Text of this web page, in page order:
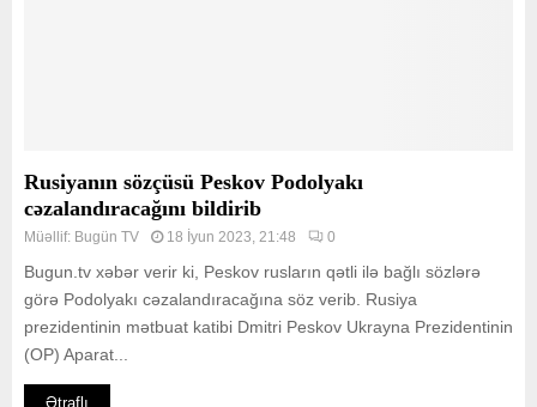
Rusiyanın sözçüsü Peskov Podolyakı
cəzalandıracağını bildirib
Müəllif: Bugün TV 18 İyun 2023, 21:48 0
Bugun.tv xəbər verir ki, Peskov rusların qətli ilə bağlı sözlərə
görə Podolyakı cəzalandıracağına söz verib. Rusiya
prezidentinin mətbuat katibi Dmitri Peskov Ukrayna Prezidentinin
(OP) Aparat...
Ətraflı